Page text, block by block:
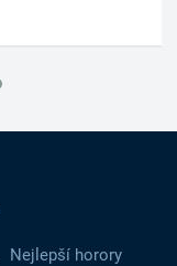
Nejlepší horory